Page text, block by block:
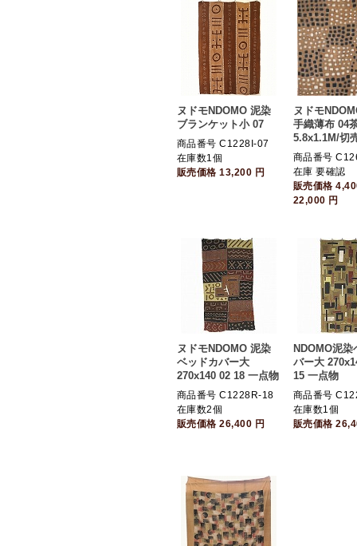
ヌドモNDOMO 泥染
ブランケット小 07
商品番号 C1228I-07
在庫数1個
販売価格13,200 円
ヌドモ
手織薄布 04
5.8x1.1M/切
商品番号
在庫 要確認
販売価格
22,000 円
ヌドモNDOMO 泥染
ベッドカバー大
270x140 02 18 一点物
商品番号 C1228R-18
在庫数2個
販売価格26,400 円
NDOMO泥染
バー大
15 一点物
商品番号
在庫数1個
販売価格